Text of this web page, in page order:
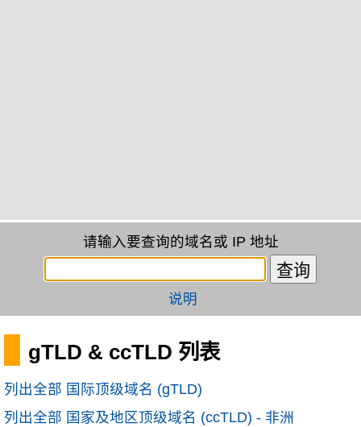
请输入要查询的域名或 IP 地址
说明
gTLD & ccTLD 列表
列出全部 国际顶级域名 (gTLD)
列出全部 国家及地区顶级域名 (ccTLD) - 非洲